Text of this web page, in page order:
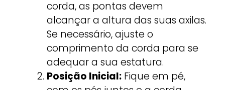
corda, as pontas devem
alcançar a altura das suas axilas.
Se necessário, ajuste o
comprimento da corda para se
adequar a sua estatura.
Posição Inicial:Fique em pé,